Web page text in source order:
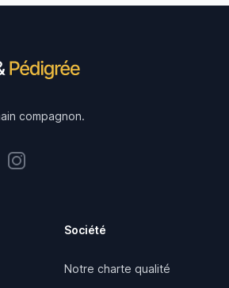
compagnon.
Instagram
Société
Notre charte qualité